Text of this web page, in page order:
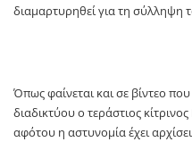
διαμαρτυρηθεί για τη σύλληψη
Όπως φαίνεται και σε βίντεο
διαδικτύου ο τεράστιος
αφότου η αστυνομία έχει